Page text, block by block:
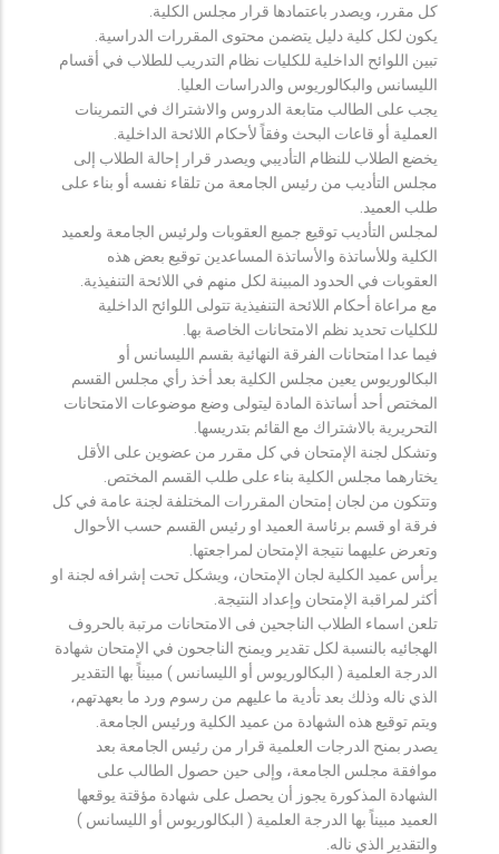
كل مقرر، ويصدر باعتمادها قرار مجلس الكلية.
يكون لكل كلية دليل يتضمن محتوى المقررات الدراسية.
تبين اللوائح الداخلية للكليات نظام التدريب للطلاب في أقسام
الليسانس والبكالوريوس والدراسات العليا.
يجب على الطالب متابعة الدروس والاشتراك في التمرينات
العملية أو قاعات البحث وفقاً لأحكام اللائحة الداخلية.
يخضع الطلاب للنظام التأديبي ويصدر قرار إحالة الطلاب إلى
مجلس التأديب من رئيس الجامعة من تلقاء نفسه أو بناء على
طلب العميد.
لمجلس التأديب توقيع جميع العقوبات ولرئيس الجامعة ولعميد
الكلية وللأساتذة والأساتذة المساعدين توقيع بعض هذه
العقوبات في الحدود المبينة لكل منهم في اللائحة التنفيذية.
مع مراعاة أحكام اللائحة التنفيذية تتولى اللوائح الداخلية
للكليات تحديد نظم الامتحانات الخاصة بها.
فيما عدا امتحانات الفرقة النهائية بقسم الليسانس أو
البكالوريوس يعين مجلس الكلية بعد أخذ رأي مجلس القسم
المختص أحد أساتذة المادة ليتولى وضع موضوعات الامتحانات
التحريرية بالاشتراك مع القائم بتدريسها.
وتشكل لجنة الإمتحان في كل مقرر من عضوين على الأقل
يختارهما مجلس الكلية بناء على طلب القسم المختص.
وتتكون من لجان إمتحان المقررات المختلفة لجنة عامة في كل
فرقة او قسم برئاسة العميد او رئيس القسم حسب الأحوال
وتعرض عليهما نتيجة الإمتحان لمراجعتها.
يرأس عميد الكلية لجان الإمتحان، ويشكل تحت إشرافه لجنة او
أكثر لمراقبة الإمتحان وإعداد النتيجة.
تلعن اسماء الطلاب الناجحين فى الامتحانات مرتبة بالحروف
الهجائيه بالنسبة لكل تقدير ويمنح الناجحون في الإمتحان شهادة
الدرجة العلمية ( البكالوريوس أو الليسانس ) مبيناً بها التقدير
الذي ناله وذلك بعد تأدية ما عليهم من رسوم ورد ما بعهدتهم،
ويتم توقيع هذه الشهادة من عميد الكلية ورئيس الجامعة.
يصدر بمنح الدرجات العلمية قرار من رئيس الجامعة بعد
موافقة مجلس الجامعة، وإلى حين حصول الطالب على
الشهادة المذكورة يجوز أن يحصل على شهادة مؤقتة يوقعها
العميد مبيناً بها الدرجة العلمية ( البكالوريوس أو الليسانس )
والتقدير الذي ناله.